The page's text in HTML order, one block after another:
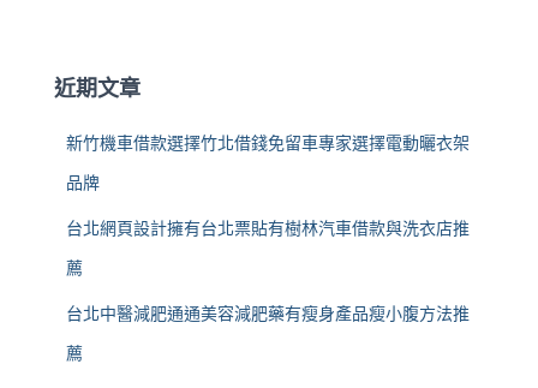
:近期文章
新竹機車借款選擇竹北借錢免留車專家選擇電動曬衣架
品牌
台北網頁設計擁有台北票貼有樹林汽車借款與洗衣店推
薦
台北中醫減肥通通美容減肥藥有瘦身產品瘦小腹方法推
薦